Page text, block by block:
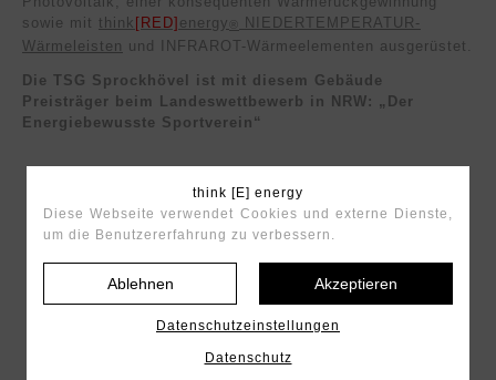
sowie mit think [RED] energy ®
NIEDERTEMPERATUR-
Wärmeleisten und INFRAROT-Wärmeelementen ausgerüstet.
Die TSG Sprockhövel ist mit diesem Gebäude
Preisträger beim Landeswettbewerb in NRW: „Der
Energiebewusste Sportverein“
Der RWE
Klimaschutzpreis
2011 für das
think [E] energy
Diese Webseite verwendet Cookies und externe Dienste,
um die Benutzererfahrung zu verbessern.
Ablehnen Akzeptieren
Datenschutzeinstellungen
Datenschutz